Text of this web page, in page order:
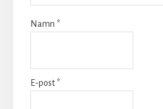
Namn *
E-post*